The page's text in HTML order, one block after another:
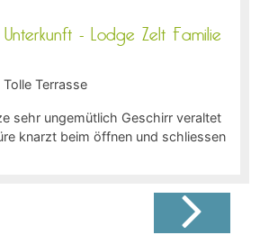
- Lodge Zelt Familie
Terrasse
sehr ungemütlich Geschirr veraltet
knarzt beim öffnen und schliessen